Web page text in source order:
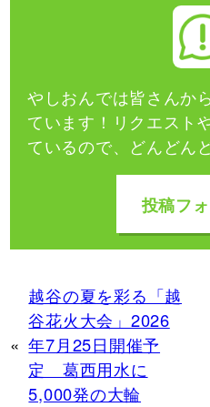
やしおんでは皆さんか
ています！ リクエスト
ているので、どんどん
投稿フ
«
越谷の夏を彩る「越
谷花火大会」2026
年7月25日開催予
定 葛西用水に
5,000発の大輪